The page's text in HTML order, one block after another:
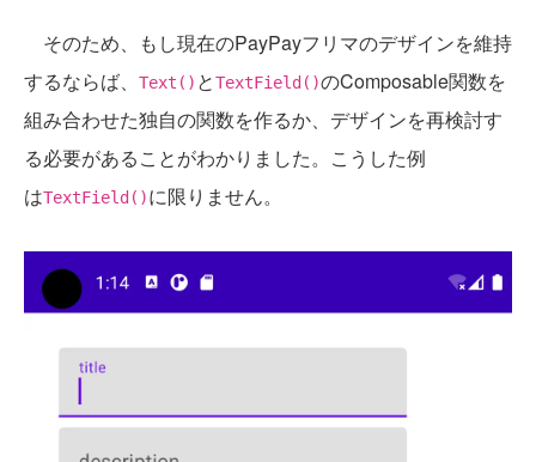
そのため、もし現在のPayPayフリマのデザインを維持
するならば、
Text() とTextField()のComposable関数を
組み合わせた独自の関数を作るか、デザインを再検討す
る必要があることがわかりました。こうした例
はTextField()に限りません。